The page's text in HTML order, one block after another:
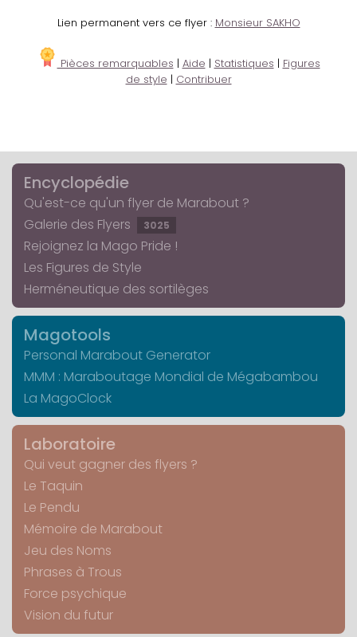
Lien permanent vers ce flyer : Monsieur SAKHO
Pièces remarquables | Aide | Statistiques | Figures
de style | Contribuer
Encyclopédie
Qu'est-ce qu'un flyer de Marabout ?
Galerie des Flyers
3025
Rejoignez la Mago Pride !
Les Figures de Style
Herméneutique des sortilèges
Magotools
Personal Marabout Generator
MMM : Maraboutage Mondial de Mégabambou
La MagoClock
Laboratoire
Qui veut gagner des flyers ?
Le Taquin
Le Pendu
Mémoire de Marabout
Jeu des Noms
Phrases à Trous
Force psychique
Vision du futur